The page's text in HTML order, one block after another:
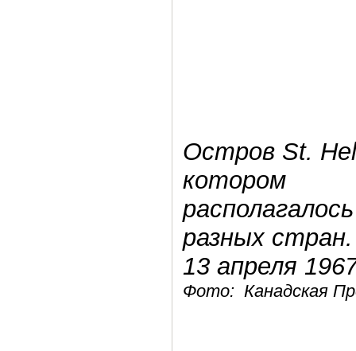
Остров St.
котором
разных стран.
13 апреля
Фото: Канадская